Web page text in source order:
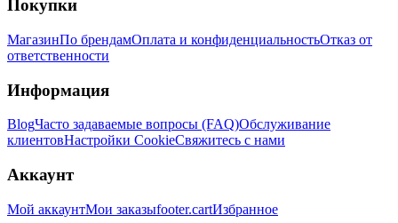
Покупки
МагазинПо брендамОплата и конфиденциальностьОтказ от
ответственности
Информация
BlogЧасто задаваемые вопросы (FAQ)Обслуживание
клиентовНастройки CookieСвяжитесь с нами
Аккаунт
Мой аккаунтМои заказыfooter.cartИзбранное